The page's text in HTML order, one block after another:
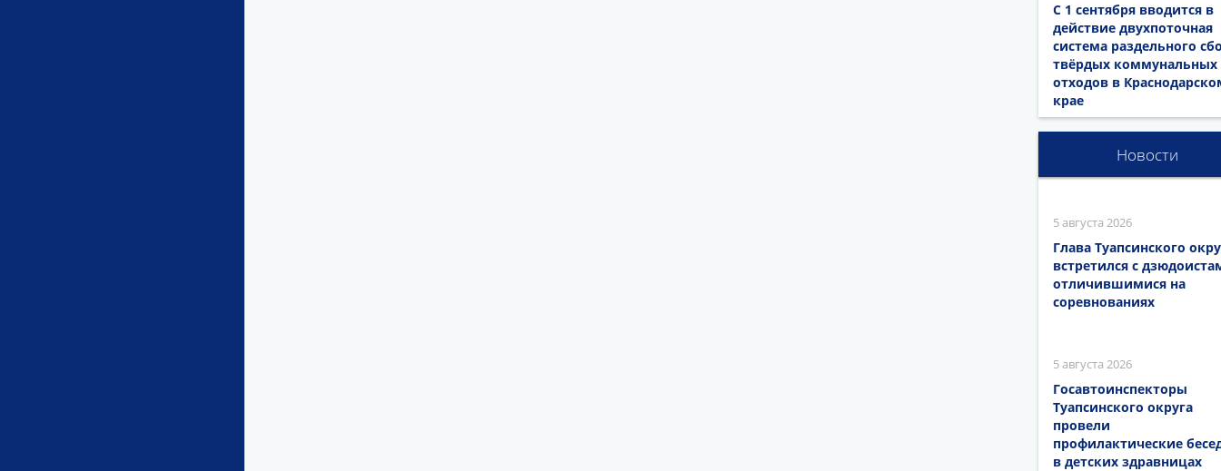
С 1 сентября вводится в
действие двухпоточная
система раздельного
твёрдых коммунальных
отходов в
крае
Новости
5 августа 2026
Глава Туапсинского
встретился с
отличившимися на
соревнованиях
5 августа 2026
Госавтоинспекторы
Туапсинского округа
провели
профилактические
в детских здравницах